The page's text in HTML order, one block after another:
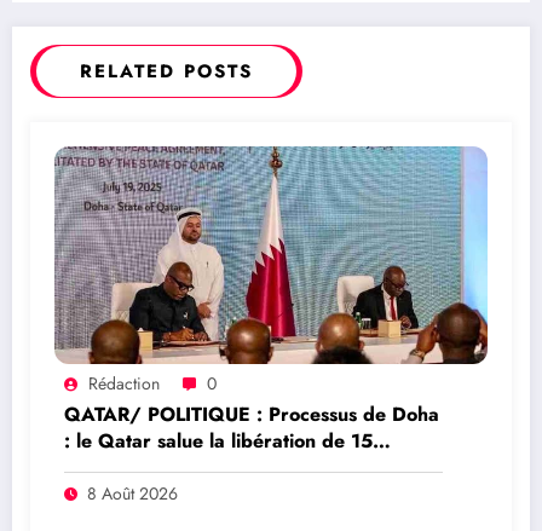
RELATED POSTS
Rédaction 0
QATAR/ POLITIQUE : Processus de Doha
: le Qatar salue la libération de 15
détenus et leur transfert à l’AFC/M23
8 Août 2026